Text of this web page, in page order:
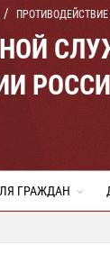
ГРАЖДАН